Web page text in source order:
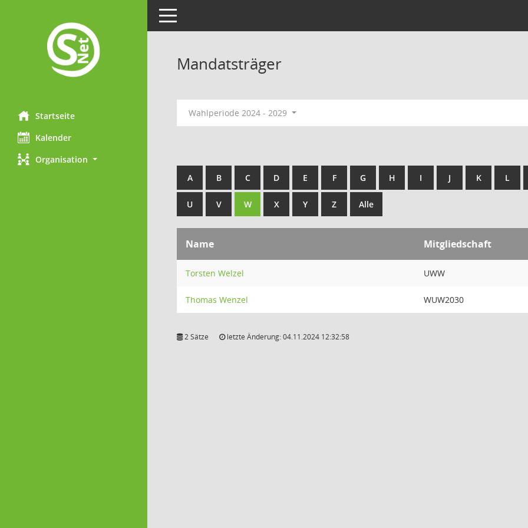
Startseite
Kalender
Organisation
Toggle navigation
Mandatsträger
Wahlperiode 2024 - 2029
A B C D E F G H I J K L
U V W X Y Z Alle
Name Mitgliedschaft
Torsten Welzel UWW
Thomas Wenzel WUW2030
2 Sätze letzte Änderung: 04.11.2024 12:32:58